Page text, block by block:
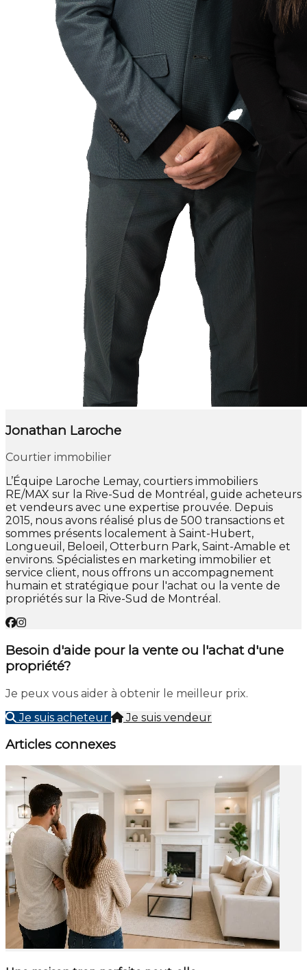
Jonathan Laroche
Courtier immobilier
L’Équipe Laroche Lemay, courtiers immobiliers
RE/MAX sur la Rive-Sud de Montréal, guide acheteurs
et vendeurs avec une expertise prouvée. Depuis
2015, nous avons réalisé plus de 500 transactions et
sommes présents localement à Saint-Hubert,
Longueuil, Beloeil, Otterburn Park, Saint-Amable et
environs. Spécialistes en marketing immobilier et
service client, nous offrons un accompagnement
humain et stratégique pour l'achat ou la vente de
propriétés sur la Rive-Sud de Montréal.
Besoin d'aide pour la vente ou l'achat d'une
propriété?
Je peux vous aider à obtenir le meilleur prix.
Je suis acheteur
Je suis vendeur
Articles connexes